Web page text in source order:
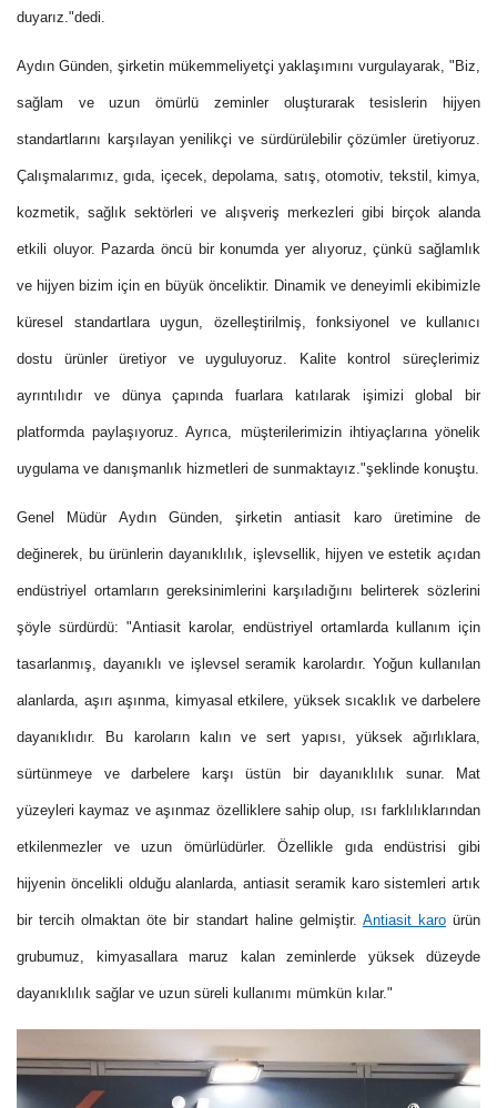
duyarız."dedi.
Aydın Günden, şirketin mükemmeliyetçi yaklaşımını vurgulayarak, "Biz,
sağlam ve uzun ömürlü zeminler oluşturarak tesislerin hijyen
standartlarını karşılayan yenilikçi ve sürdürülebilir çözümler üretiyoruz.
Çalışmalarımız, gıda, içecek, depolama, satış, otomotiv, tekstil, kimya,
kozmetik, sağlık sektörleri ve alışveriş merkezleri gibi birçok alanda
etkili oluyor. Pazarda öncü bir konumda yer alıyoruz, çünkü sağlamlık
ve hijyen bizim için en büyük önceliktir. Dinamik ve deneyimli ekibimizle
küresel standartlara uygun, özelleştirilmiş, fonksiyonel ve kullanıcı
dostu ürünler üretiyor ve uyguluyoruz. Kalite kontrol süreçlerimiz
ayrıntılıdır ve dünya çapında fuarlara katılarak işimizi global bir
platformda paylaşıyoruz. Ayrıca, müşterilerimizin ihtiyaçlarına yönelik
uygulama ve danışmanlık hizmetleri de sunmaktayız."şeklinde konuştu.
Genel Müdür Aydın Günden, şirketin antiasit karo üretimine de
değinerek, bu ürünlerin dayanıklılık, işlevsellik, hijyen ve estetik açıdan
endüstriyel ortamların gereksinimlerini karşıladığını belirterek sözlerini
şöyle sürdürdü: "Antiasit karolar, endüstriyel ortamlarda kullanım için
tasarlanmış, dayanıklı ve işlevsel seramik karolardır. Yoğun kullanılan
alanlarda, aşırı aşınma, kimyasal etkilere, yüksek sıcaklık ve darbelere
dayanıklıdır. Bu karoların kalın ve sert yapısı, yüksek ağırlıklara,
sürtünmeye ve darbelere karşı üstün bir dayanıklılık sunar. Mat
yüzeyleri kaymaz ve aşınmaz özelliklere sahip olup, ısı farklılıklarından
etkilenmezler ve uzun ömürlüdürler. Özellikle gıda endüstrisi gibi
hijyenin öncelikli olduğu alanlarda, antiasit seramik karo sistemleri artık
bir tercih olmaktan öte bir standart haline gelmiştir. Antiasit karoürün
grubumuz, kimyasallara maruz kalan zeminlerde yüksek düzeyde
dayanıklılık sağlar ve uzun süreli kullanımı mümkün kılar."